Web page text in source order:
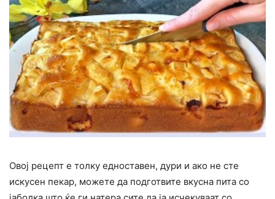
Овој рецепт е толку едноставен, дури и ако не сте
искусен пекар, можете да подготвите вкусна пита со